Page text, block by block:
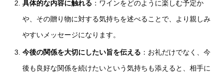
具体的な内容に触れる ：ワインをどのように楽しむ予定か
や、その贈り物に対する気持ちを述べることで、より親しみ
やすいメッセージになります。
今後の関係を大切にしたい旨を伝える ：お礼だけでなく、今
後も良好な関係を続けたいという気持ちも添えると、相手に